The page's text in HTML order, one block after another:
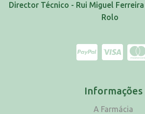
Director Técnico - Rui Miguel
Rolo
Informações
A Farmácia